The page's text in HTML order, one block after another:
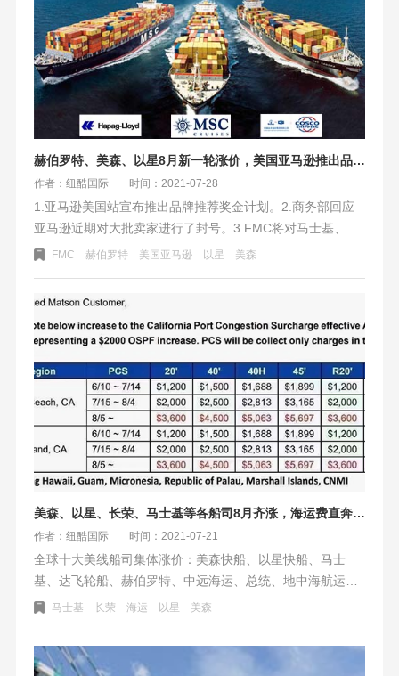
赫伯罗特、美森、以星8月新一轮涨价，美国亚马逊推出品牌推荐奖金计划
作者：纽酷国际 时间：2021-07-28
1.亚马逊美国站宣布推出品牌推荐奖金计划。2.商务部回应
亚马逊近期对大批卖家进行了封号。3.FMC将对马士基、地
中海航运、达飞等9大船司展开审计。4.赫伯罗特、美森、以
物，每箱合并收取350美元的运输拥堵附加费和运输前拥堵
FMC 赫伯罗特 美国亚马逊 以星 美森
美森、以星、长荣、马士基等各船司8月齐涨，海运费直奔2W
作者：纽酷国际 时间：2021-07-21
全球十大美线船司集体涨价：美森快船、以星快船、马士
基、达飞轮船、赫伯罗特、中远海运、总统、地中海航运、
万海航运、长荣海运（排名不分先后）。这十大船司将在
费、旺季附加费将加收3000-8000美元，从这个价格来算，
中国到美国西海岸的海运价格或将突破20元/KG，国际海运
马士基 长荣 海运 以星 美森